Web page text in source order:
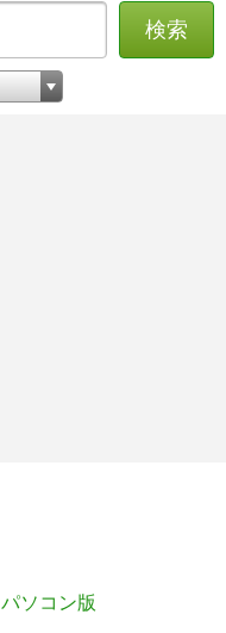
検索
パソコン版